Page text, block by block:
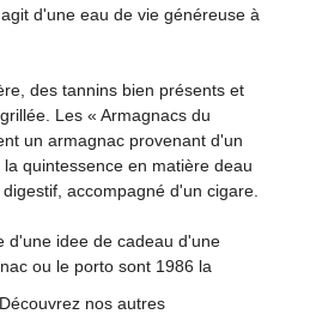
d'une eau de vie généreuse à
des tannins bien présents et
Les « Armagnacs du
un armagnac provenant d'un
quintessence en matière deau
accompagné d'un cigare.
d'une idee de cadeau d'une
ou le porto sont 1986 la
nos autres